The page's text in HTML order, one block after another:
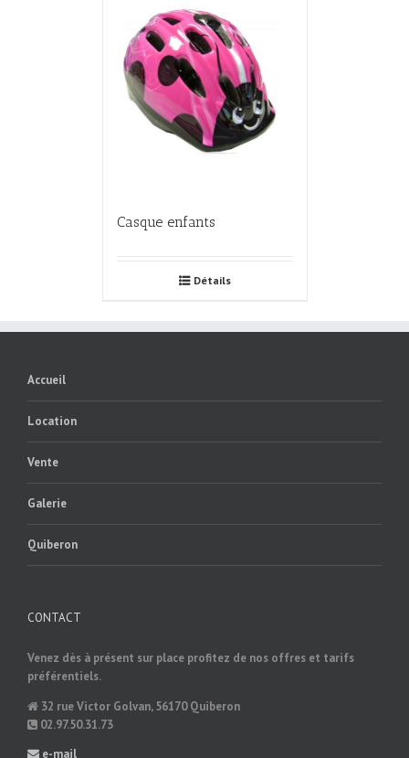
Casque enfants
Détails
Accueil
Location
Vente
Galerie
Quiberon
CONTACT
Venez dès à présent sur place profitez de nos offres et tarifs
préférentiels.
32 rue Victor Golvan, 56170 Quiberon
02.97.50.31.73
e-mail